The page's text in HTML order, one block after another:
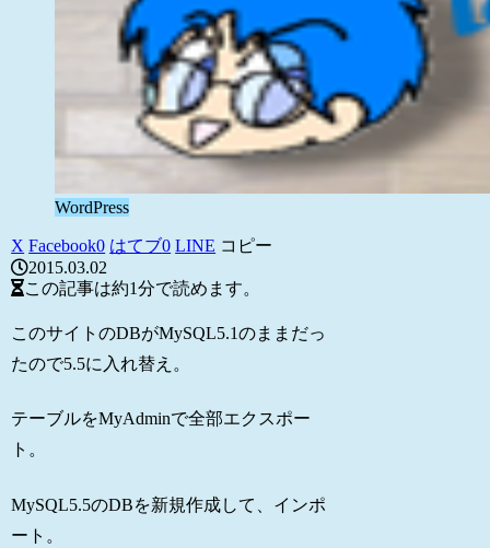
WordPress
X Facebook0 はてブ0 LINE コピー
2015.03.02
この記事は約1分で読めます。
このサイトのDBがMySQL5.1のままだっ
たので5.5に入れ替え。
テーブルをMyAdminで全部エクスポー
ト。
MySQL5.5のDBを新規作成して、インポ
ート。